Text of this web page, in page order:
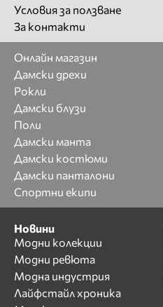
Условия за ползване
За контакти
Онлайн магазин
Дамски дрехи
Рокли
Дамски блузи
Поли
Дамски манта
Дамски костюми
Дамски панталони
Спортни екипи
Новини
Модни колекции
Модни ревюта
Модна индустрия
Лайфстайл хроника